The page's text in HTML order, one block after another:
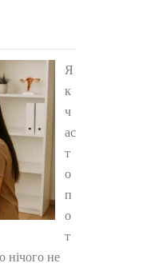
Я
к
ч
ас
т
о
п
о
т
нічого не